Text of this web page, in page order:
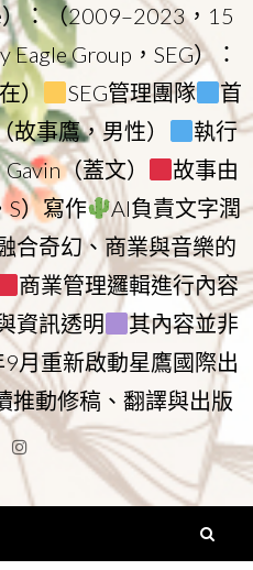
）：（2009–2023，15
Group，SEG）：
）
SEG管理團隊
首
故事鷹，男性）
執行
（蓋文）
故事由
S）寫作
AI負責文字潤
合奇幻、商業與音樂的
商業管理邏輯進行內容
資訊透明
其內容並非
月重新啟動星鷹國際出
推動修稿、翻譯與出版
Instagram